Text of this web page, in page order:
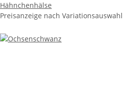
Hähnchenhälse
Preisanzeige nach Variationsauswahl